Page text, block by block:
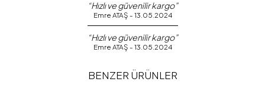
“Hızlı ve güvenilir kargo”
Emre ATAŞ - 13.05.2024
“Hızlı ve güvenilir kargo”
Emre ATAŞ - 13.05.2024
BENZER ÜRÜNLER